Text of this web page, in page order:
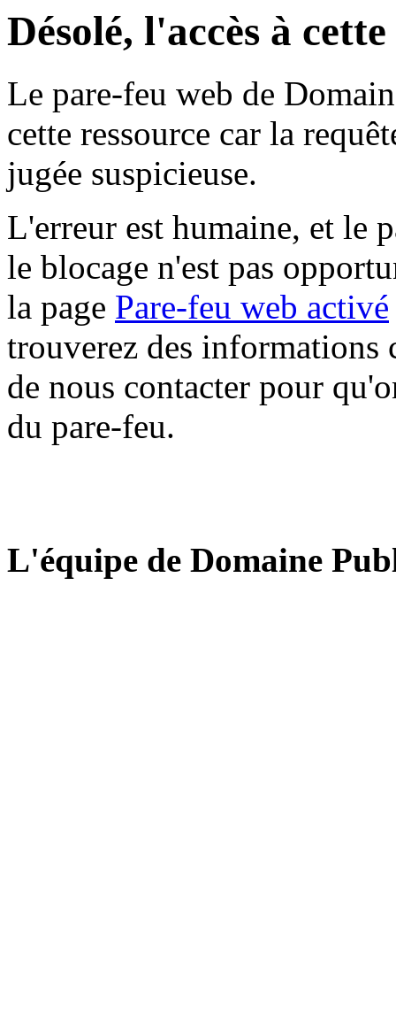
Désolé, l'accès à
Le pare-feu web de
cette ressource car la
jugée suspicieuse.
L'erreur est humaine, et le
le blocage n'est pas
la page Pare-feu web activé
trouverez des informations
de nous contacter pour
du pare-feu.
L'équipe de Domaine